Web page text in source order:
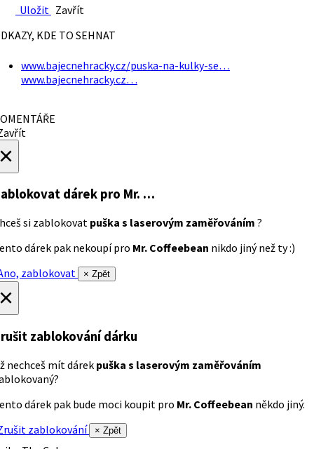
Uložit Zavřít
KDE TO SEHNAT
www.bajecnehracky.cz/puska-na-kulky-se…
www.bajecnehracky.cz…
dárek pro Mr. …
si zablokovat puška s laserovým zaměřováním ?
dárek pak nekoupí pro Mr. Coffeebean nikdo jiný než ty :)
zablokovat
× Zpět
zablokování dárku
nechceš mít dárek puška s laserovým zaměřováním
dárek pak bude moci koupit pro Mr. Coffeebean někdo jiný.
zablokování
× Zpět